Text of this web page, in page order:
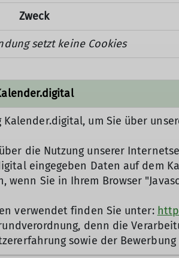
Zweck
setzt keine Cookies
um Sie über
die Nutzung unserer
eingegeben Daten auf dem
Sie in Ihrem Browser
verwendet finden Sie unter:
denn die
sowie der